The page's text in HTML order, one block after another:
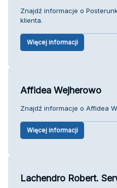
Znajdź informacje o
klienta.
Więcej informacji
Affidea Wejherowo
Znajdź informacje o Affidea
Więcej informacji
Lachendro Robert.